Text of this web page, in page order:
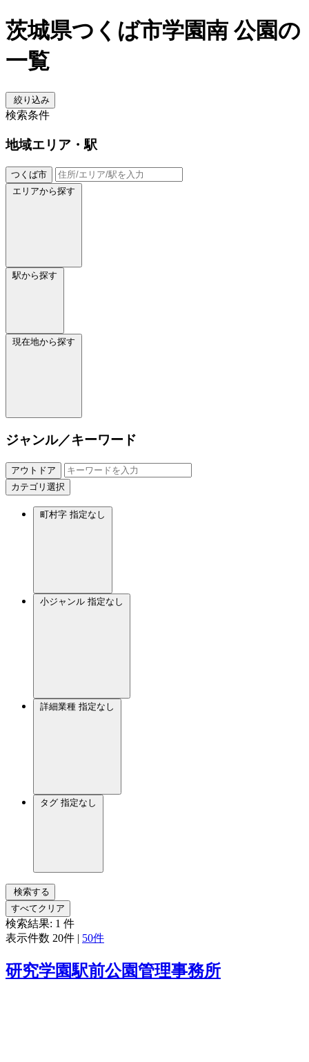
茨城県つくば市学園南 公園の
一覧
絞り込み
検索条件
地域エリア・駅
つくば市
エリアから探す
駅から探す
現在地から探す
ジャンル／キーワード
アウトドア
カテゴリ選択
町村字 指定なし
小ジャンル 指定なし
詳細業種 指定なし
タグ 指定なし
検索する
すべてクリア
検索結果: 1 件
表示件数 20件 | 50件
研究学園駅前公園管理事務所